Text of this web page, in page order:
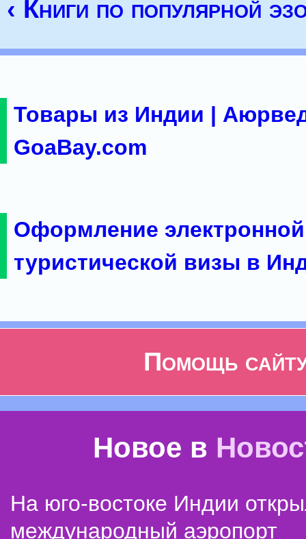
‹ Книги по популярной
Товары из Индии |
GoaBay.com
Оформление электронной
туристической визы в
Помощь
Новое в
На юго-востоке Индии
международный аэропорт